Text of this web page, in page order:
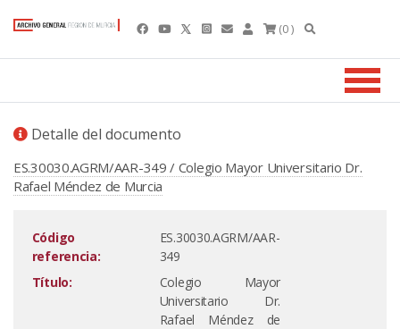
(0 )
Detalle del documento
ES.30030.AGRM/AAR-349 / Colegio Mayor Universitario Dr.
Rafael Méndez de Murcia
Código
referencia:
ES.30030.AGRM/AAR-
349
Título:
Colegio Mayor
Universitario Dr.
Rafael Méndez de